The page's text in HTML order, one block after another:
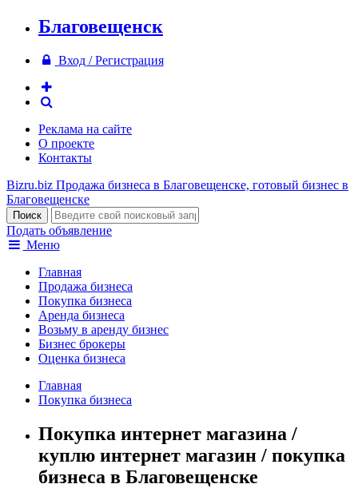
Благовещенск
Вход / Регистрация
Реклама на сайте
О проекте
Контакты
Bizru.biz Продажа бизнеса в Благовещенске, готовый бизнес в
Благовещенске
Подать объявление
Меню
Главная
Продажа бизнеса
Покупка бизнеса
Аренда бизнеса
Возьму в аренду бизнес
Бизнес брокеры
Оценка бизнеса
Главная
Покупка бизнеса
Покупка интернет магазина /
куплю интернет магазин / покупка
бизнеса в Благовещенске